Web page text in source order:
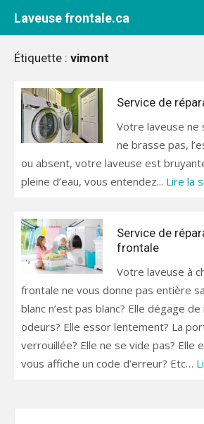
Laveuse frontale.ca
Étiquette : vimont
Service de
Votre laveuse ne
ne brasse pas,
ou absent, votre laveuse est
pleine d’eau, vous entendez... Lire la
Service de
frontale
Votre laveuse à
frontale ne vous donne pas entière
blanc n’est pas blanc? Elle dégage
odeurs? Elle essor lentement? La
verrouillée? Elle ne se vide pas? Elle
vous affiche un code d’erreur? Etc…